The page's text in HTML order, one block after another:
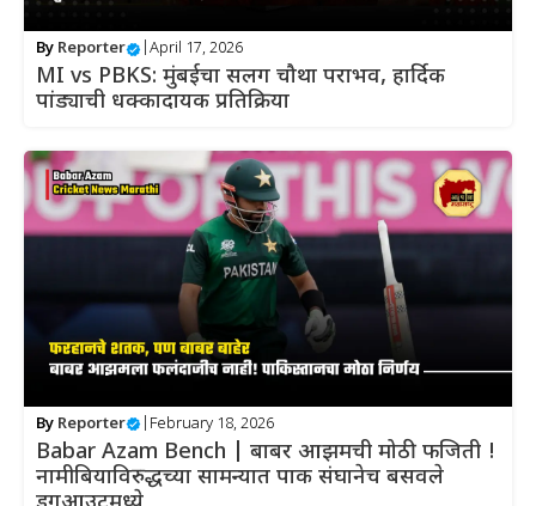
By Reporter April 17, 2026
MI vs PBKS: मुंबईचा सलग चौथा पराभव, हार्दिक
पांड्याची धक्कादायक प्रतिक्रिया
By Reporter February 18, 2026
Babar Azam Bench | बाबर आझमची मोठी फजिती !
नामीबियाविरुद्धच्या सामन्यात पाक संघानेच बसवले